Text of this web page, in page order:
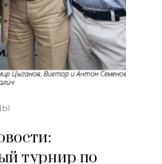
турнир по